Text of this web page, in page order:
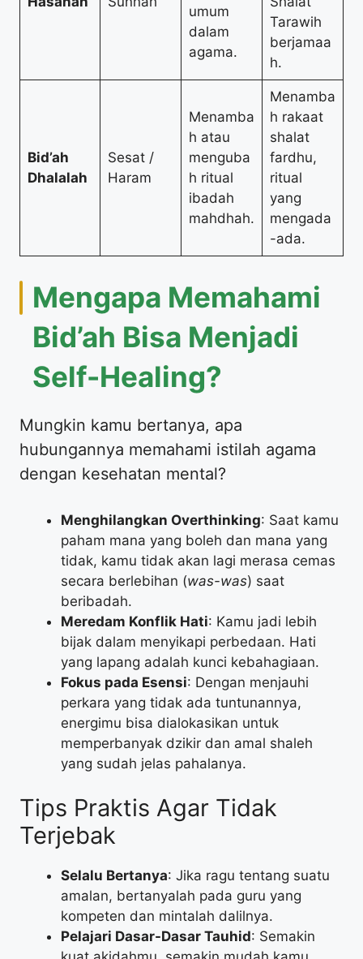
umum
dalam
agama.
Tarawih
berjamaa
h.
Bid’ah
Dhalalah
Sesat /
Haram
Menamba
h atau
menguba
h ritual
ibadah
mahdhah.
Menamba
h rakaat
shalat
fardhu,
ritual
yang
mengada
-ada.
Mengapa Memahami
Bid’ah Bisa Menjadi
Self-Healing?
Mungkin kamu bertanya, apa
hubungannya memahami istilah agama
dengan kesehatan mental?
Menghilangkan Overthinking: Saat kamu
paham mana yang boleh dan mana yang
tidak, kamu tidak akan lagi merasa cemas
secara berlebihan (was-was) saat
beribadah.
Meredam Konflik Hati: Kamu jadi lebih
bijak dalam menyikapi perbedaan. Hati
yang lapang adalah kunci kebahagiaan.
Fokus pada Esensi: Dengan menjauhi
perkara yang tidak ada tuntunannya,
energimu bisa dialokasikan untuk
memperbanyak dzikir dan amal shaleh
yang sudah jelas pahalanya.
Tips Praktis Agar Tidak
Terjebak
Selalu Bertanya: Jika ragu tentang suatu
amalan, bertanyalah pada guru yang
kompeten dan mintalah dalilnya.
Pelajari Dasar-Dasar Tauhid: Semakin